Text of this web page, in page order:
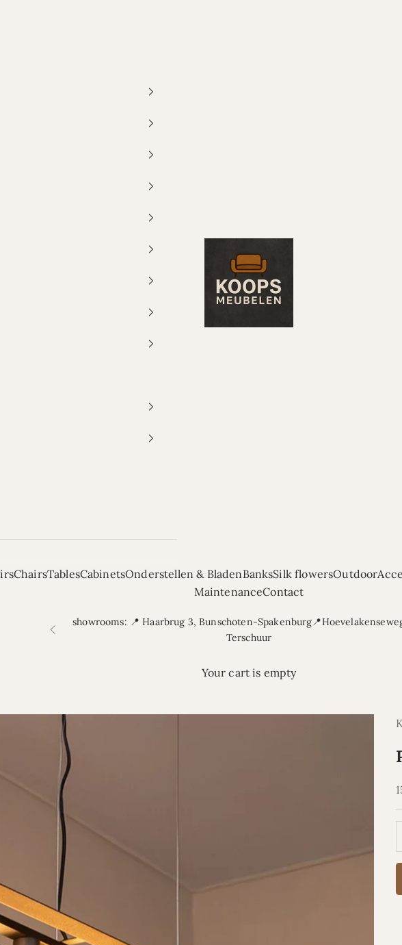
ChairsTablesCabinetsOnderstellen & BladenBanksSilk flowersOutdoor
MaintenanceContact
Previous
showrooms: 📍 Haarbrug 3, Bunschoten-
Terschuur
Your cart is empty